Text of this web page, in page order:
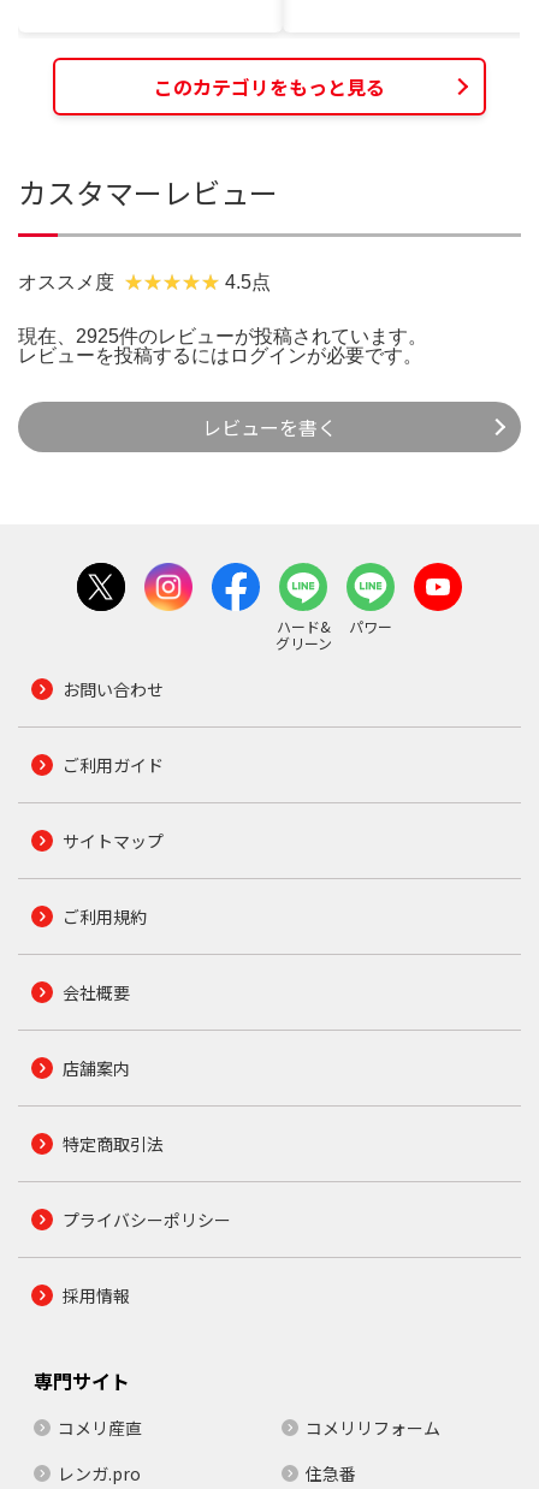
このカテゴリをもっと見る
カスタマーレビュー
オススメ度 4.5点
現在、2925件のレビューが投稿されています。
レビューを投稿するには ログインが必要です。
レビューを書く
ハード&
グリーン
パワー
お問い合わせ
ご利用ガイド
サイトマップ
ご利用規約
会社概要
店舗案内
特定商取引法
プライバシーポリシー
採用情報
専門サイト
コメリ産直
コメリリフォーム
レンガ.pro
住急番